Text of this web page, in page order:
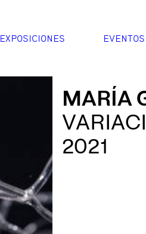
EXPOSICIONES EVENTOS
MARÍA
2021